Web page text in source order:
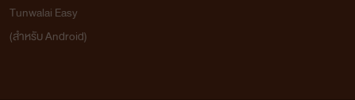
Tunwalai Easy
(สำหรับ Android)